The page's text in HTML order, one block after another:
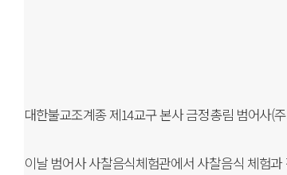
대한불교조계종 제14교구 본사 금정총림 범어사(
이날 범어사 사찰음식체험관에서 사찰음식 체험